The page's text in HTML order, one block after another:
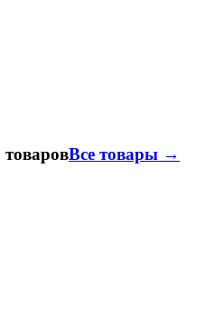
товаровВсе товары →